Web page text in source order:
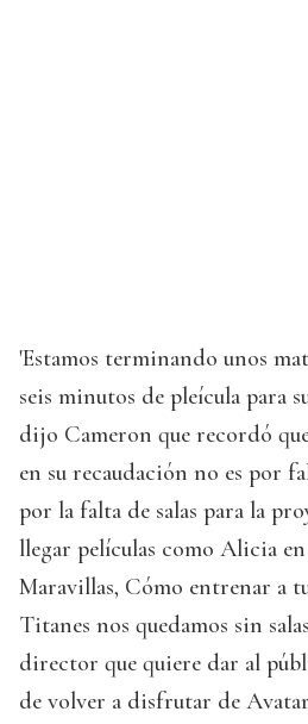
'Estamos terminando unos
seis minutos de pleícula para
dijo Cameron que recordó
en su recaudación no es por
por la falta de salas para la
llegar películas como Alicia en
Maravillas, Cómo entrenar a
Titanes nos quedamos sin
director que quiere dar al
de volver a disfrutar de